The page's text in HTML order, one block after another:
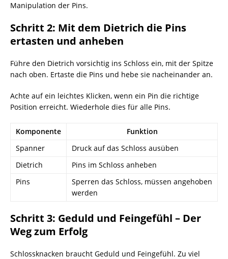
Manipulation der Pins.
Schritt 2: Mit dem Dietrich die Pins
ertasten und anheben
Führe den Dietrich vorsichtig ins Schloss ein, mit der Spitze
nach oben. Ertaste die Pins und hebe sie nacheinander an.
Achte auf ein leichtes Klicken, wenn ein Pin die richtige
Position erreicht. Wiederhole dies für alle Pins.
Komponente
Funktion
Spanner
Druck auf das Schloss ausüben
Dietrich
Pins im Schloss anheben
Pins
Sperren das Schloss, müssen angehoben
werden
Schritt 3: Geduld und Feingefühl – Der
Weg zum Erfolg
Schlossknacken braucht Geduld und Feingefühl. Zu viel